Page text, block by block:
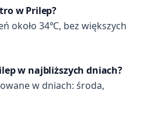
w Prilep?
około 34℃, bez większych
w najbliższych dniach?
w dniach: środa,